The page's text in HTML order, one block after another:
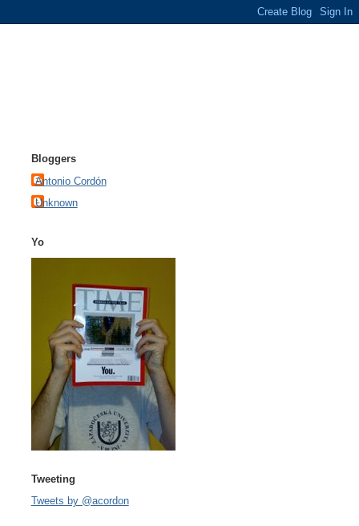
Bloggers
Antonio Cordón
Unknown
Yo
Tweeting
Tweets by @acordon